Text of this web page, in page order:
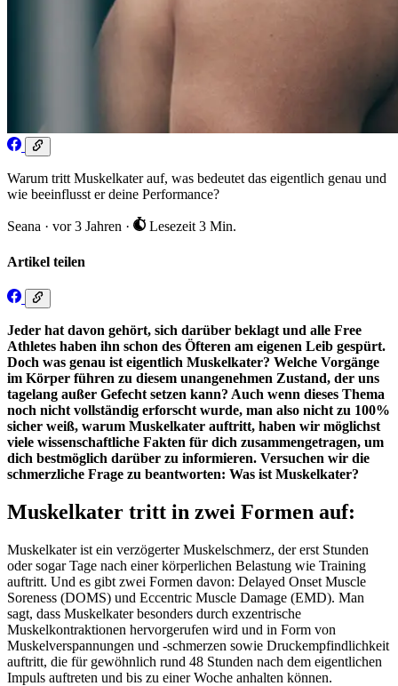
Warum tritt Muskelkater auf, was bedeutet das eigentlich genau und
wie beeinflusst er deine Performance?
Seana · vor 3 Jahren · Lesezeit 3 Min.
Artikel teilen
Jeder hat davon gehört, sich darüber beklagt und alle Free
Athletes haben ihn schon des Öfteren am eigenen Leib gespürt.
Doch was genau ist eigentlich Muskelkater? Welche Vorgänge
im Körper führen zu diesem unangenehmen Zustand, der uns
tagelang außer Gefecht setzen kann? Auch wenn dieses Thema
noch nicht vollständig erforscht wurde, man also nicht zu 100%
sicher weiß, warum Muskelkater auftritt, haben wir möglichst
viele wissenschaftliche Fakten für dich zusammengetragen, um
dich bestmöglich darüber zu informieren. Versuchen wir die
schmerzliche Frage zu beantworten: Was ist Muskelkater?
Muskelkater tritt in zwei Formen auf:
Muskelkater ist ein verzögerter Muskelschmerz, der erst Stunden
oder sogar Tage nach einer körperlichen Belastung wie Training
auftritt. Und es gibt zwei Formen davon: Delayed Onset Muscle
Soreness (DOMS) und Eccentric Muscle Damage (EMD). Man
sagt, dass Muskelkater besonders durch exzentrische
Muskelkontraktionen hervorgerufen wird und in Form von
Muskelverspannungen und -schmerzen sowie Druckempfindlichkeit
auftritt, die für gewöhnlich rund 48 Stunden nach dem eigentlichen
Impuls auftreten und bis zu einer Woche anhalten können.